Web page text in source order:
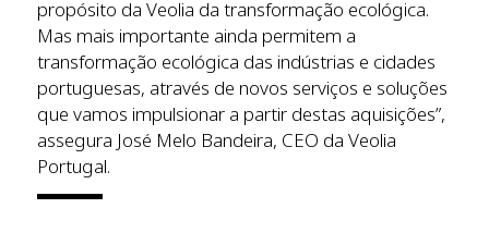
propósito da Veolia da transformação ecológica.
Mas mais importante ainda permitem a
transformação ecológica das indústrias e cidades
portuguesas, através de novos serviços e soluções
que vamos impulsionar a partir destas aquisições”,
assegura José Melo Bandeira, CEO da Veolia
Portugal.